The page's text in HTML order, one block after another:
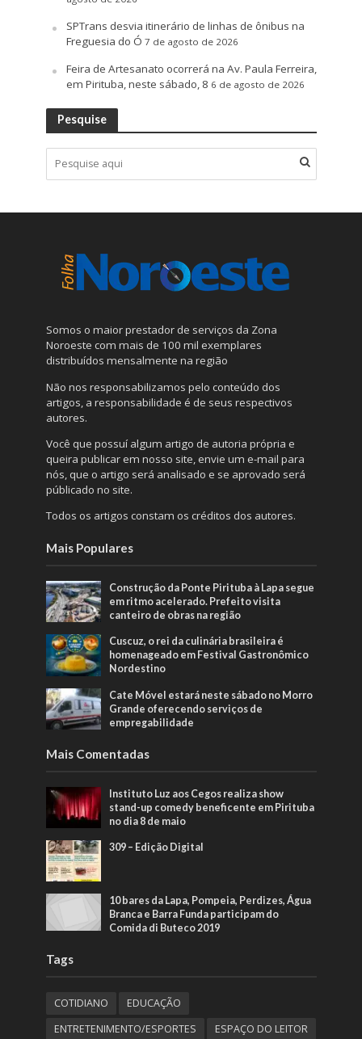
SPTrans desvia itinerário de linhas de ônibus na
Freguesia do Ó 7 de agosto de 2026
Feira de Artesanato ocorrerá na Av. Paula Ferreira,
em Pirituba, neste sábado, 8 6 de agosto de 2026
Pesquise
Somos o maior prestador de serviços da Zona
Noroeste com mais de 100 mil exemplares
distribuídos mensalmente na região
Não nos responsabilizamos pelo conteúdo dos
artigos, a responsabilidade é de seus respectivos
autores.
Você que possuí algum artigo de autoria própria e
queira publicar em nosso site, envie um e-mail para
nós, que o artigo será analisado e se aprovado será
públicado no site.
Todos os artigos constam os créditos dos autores.
Mais Populares
Construção da Ponte Pirituba à Lapa segue
em ritmo acelerado. Prefeito visita
canteiro de obras na região
Cuscuz, o rei da culinária brasileira é
homenageado em Festival Gastronômico
Nordestino
Cate Móvel estará neste sábado no Morro
Grande oferecendo serviços de
empregabilidade
Mais Comentadas
Instituto Luz aos Cegos realiza show
stand-up comedy beneficente em Pirituba
no dia 8 de maio
309 – Edição Digital
10 bares da Lapa, Pompeia, Perdizes, Água
Branca e Barra Funda participam do
Comida di Buteco 2019
Tags
COTIDIANO
EDUCAÇÃO
ENTRETENIMENTO/ESPORTES
ESPAÇO DO LEITOR